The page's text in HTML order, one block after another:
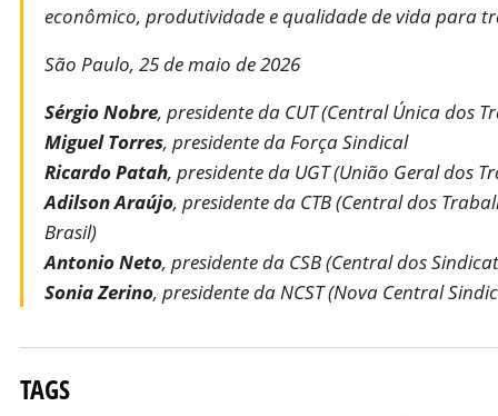
econômico, produtividade e qualidade de vida para
São Paulo, 25 de maio de 2026
Sérgio Nobre, presidente da CUT (Central Única dos
Miguel Torres, presidente da Força Sindical
Ricardo Patah, presidente da UGT (União Geral dos
Adilson Araújo, presidente da CTB (Central dos
Brasil)
Antonio Neto, presidente da CSB (Central dos
Sonia Zerino, presidente da NCST (Nova Central
TAGS